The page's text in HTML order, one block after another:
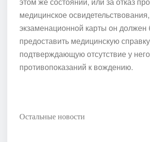
медицинское
экзаменационной карты он должен
предоставить медицинскую
подтверждающую отсутствие у
противопоказаний к вождению.
Остальные новости